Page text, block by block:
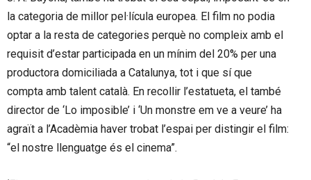
la categoria de millor pel·lícula europea. El film no podia
optar a la resta de categories perquè no compleix amb el
requisit d’estar participada en un mínim del 20% per una
productora domiciliada a Catalunya, tot i que sí que
compta amb talent català. En recollir l’estatueta, el també
director de ‘Lo imposible’ i ‘Un monstre em ve a veure’ ha
agraït a l’Acadèmia haver trobat l’espai per distingir el film:
“el nostre llenguatge és el cinema”.